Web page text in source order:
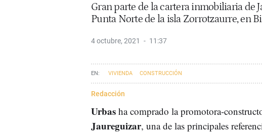
Gran parte de la cartera inmobiliaria de
Punta Norte de la isla Zorrotzaurre, en
4 octubre, 2021 11:37
VIVIENDA CONSTRUCCIÓN
Redacción
Urbas ha comprado la promotora-
Jaureguizar, una de las principales